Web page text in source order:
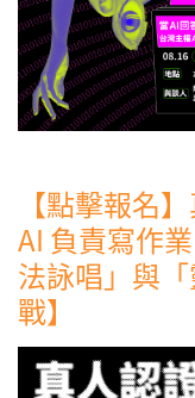
【點擊報名
AI 負責寫作
法詠唱」與
戰】